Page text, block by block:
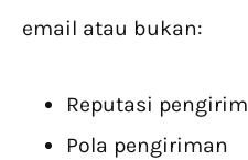
email atau bukan:
Reputasi pengirim
Pola pengiriman